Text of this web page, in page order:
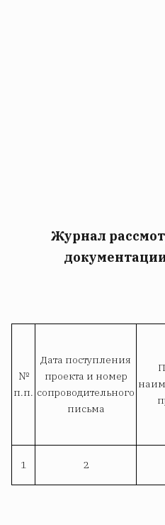
Журнал
№
п.п.
Дата поступления
проекта и номер
сопроводительного
письма
1 2